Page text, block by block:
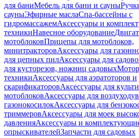
для баниМебель для бани и сауны
сауныЭфирные маслаСпа-бассейны с
гидромассажемАксессуары и
техникиНавесное оборудование
мотоблоковПрицепы для мотоблоков,
минитракторовАксессуары для
для цепных пилАксессуары для
для кусторезов, ножниц садовых
техникиАксессуары для аэратоторов и
скарификаторовАксессуары для
мотоблоковАксессуары для
газонокосилокАксессуары для
триммеровАксессуары для моек
давленияАксессуары и
опрыскивателейЗапчасти для садовых